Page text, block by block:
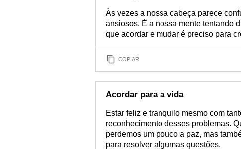
Às vezes a nossa cabeça parece
ansiosos. É a nossa mente tentando
que acordar e mudar é preciso para
COPIAR
Acordar para a vida
Estar feliz e tranquilo mesmo com
reconhecimento desses problemas.
perdemos um pouco a paz, mas
para resolver algumas questões.